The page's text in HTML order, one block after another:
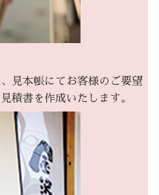
見本帳にてお客様のご要望
積書を作成いたします。